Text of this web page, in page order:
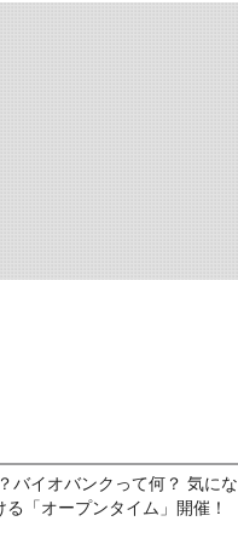
バイオバンクって何？ 気にな
「オープンタイム」開催！